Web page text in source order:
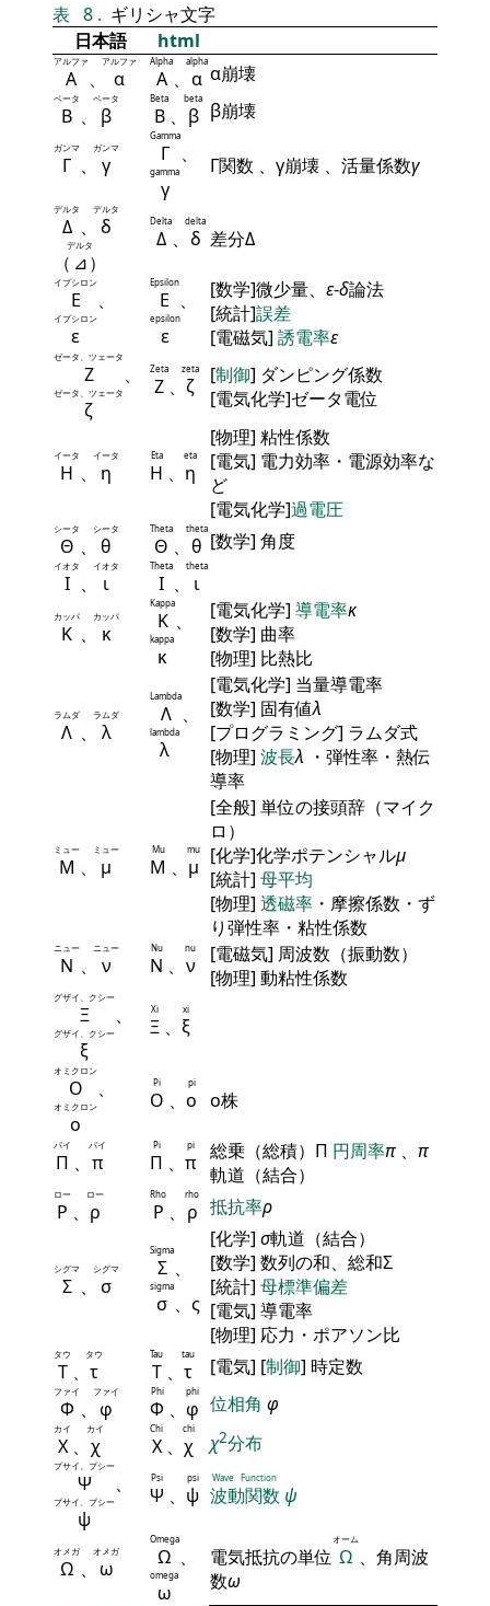
表 8 . ギリシャ文字
日本語
html
Α
アルファ
、 α
アルファ
Α
Alpha
、 α
alpha
α崩壊
Β
ベータ
、 β
ベータ
Β
Beta
、 β
beta
β崩壊
Γ
ガンマ
、 γ
ガンマ Γ
Gamma
、
γ
gamma Γ関数 、γ崩壊 、活量係数γ
Δ
デルタ
、 δ
デルタ
（ ⊿
デルタ
）
Δ
Delta
、 δ
delta
差分Δ
Ε
イプシロン
、
ε
イプシロン
Ε
Epsilon
、
ε
epsilon
[数学]微少量、 ε-δ論法
[統計]誤差
[電磁気] 誘電率ε
Ζ
ゼータ、ツェータ
、
ζ
ゼータ、ツェータ Ζ
Zeta
、 ζ
zeta [制御] ダンピング係数
[電気化学]ゼータ電位
Η
イータ
、 η
イータ
Η
Eta
、 η
eta
[物理] 粘性係数
[電気] 電力効率・電源効率な
ど
[電気化学]過電圧
Θ
シータ
、 θ
シータ
Θ
Theta
、 θ
theta
[数学] 角度
Ι
イオタ
、 ι
イオタ
Ι
Theta
、 ι
theta
Κ
カッパ
、 κ
カッパ Κ
Kappa
、
κ
kappa
[電気化学] 導電率κ
[数学] 曲率
[物理] 比熱比
Λ
ラムダ
、 λ
ラムダ Λ
Lambda
、
λ
lambda
[電気化学] 当量導電率
[数学] 固有値λ
[プログラミング] ラムダ式
[物理] 波長λ ・弾性率・熱伝
導率
Μ
ミュー
、 μ
ミュー
Μ
Mu
、 μ
mu
[全般] 単位の接頭辞（マイク
ロ）
[化学]化学ポテンシャルμ
[統計] 母平均
[物理] 透磁率 ・摩擦係数・ず
り弾性率・粘性係数
Ν
ニュー
、 ν
ニュー
Ν
Nu
、 ν
nu
[電磁気] 周波数（振動数）
[物理] 動粘性係数
Ξ
グザイ、クシー
、
ξ
グザイ、クシー Ξ
Xi
、 ξ
xi
Ο
オミクロン
、
ο
オミクロン Ο
Pi
、 ο
pi
ο株
Π
パイ
、 π
パイ
Π
Pi
、 π
pi 総乗（総積）Π 円周率π 、 π
軌道（結合）
Ρ
ロー
、 ρ
ロー
Ρ
Rho
、 ρ
rho
抵抗率ρ
Σ
シグマ
、 σ
シグマ Σ
Sigma
、
σ
sigma
、ς
[化学] σ軌道（結合）
[数学] 数列の和、総和Σ
[統計] 母標準偏差
[電気] 導電率
[物理] 応力・ポアソン比
Τ
タウ
、 τ
タウ
Τ
Tau
、 τ
tau
[電気] [制御] 時定数
Φ
ファイ
、 φ
ファイ
Φ
Phi
、 φ
phi
位相角 φ
Χ
カイ
、 χ
カイ
Χ
Chi
、 χ
chi
χ2分布
Ψ
プサイ、プシー
、
ψ
プサイ、プシー Ψ
Psi
、 ψ
psi
波動関数
Wave Function
ψ
Ω
オメガ
、 ω
オメガ Ω
Omega
、
ω
omega
電気抵抗の単位 Ω
オーム
、角周波
数ω